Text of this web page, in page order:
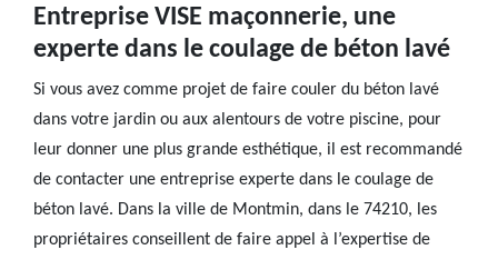
Entreprise VISE maçonnerie, une
experte dans le coulage de béton lavé
Si vous avez comme projet de faire couler du béton lavé
dans votre jardin ou aux alentours de votre piscine, pour
leur donner une plus grande esthétique, il est recommandé
de contacter une entreprise experte dans le coulage de
béton lavé. Dans la ville de Montmin, dans le 74210, les
propriétaires conseillent de faire appel à l’expertise de